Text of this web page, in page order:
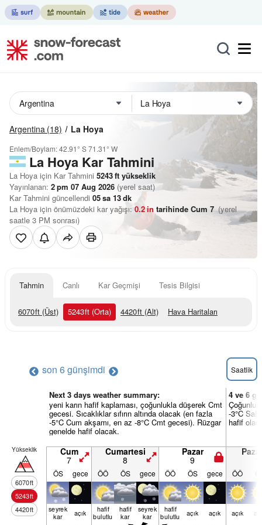
Argentina (18) La Hoya
Enlem/Boylam:42.91° S71.31° W
La Hoya Kar Tahmini
La Hoya için Kar Tahmini 5243ft yükseklik
Yayınlanan: 2 pm 07 Aug 2026 (yerel saat)
Kar Tahmini güncellendi 05sa 13dk
La Hoya için önümüzdeki kar yağışı:0.2in tarihinde Cum 7(yerel
saatle 3 PM sonrası)
Tahmin Canlı Kar Geçmişi Tesis Bilgisi
6070ft (Üst) 5243ft (Orta) 4420ft (Alt) Hava Haritaları
son 6 günşimdi Saatlik
Next 3 days weather summary:
yeni karın hafif kaplaması, çoğunlukla düşerek Cmt
gecesi. Sıcaklıklar sıfırın altında olacak (en fazla
-5°C Cum akşamı, en az -8°C Cmt gecesi). Rüzgar
genelde hafif olacak.
4 ve 6
-3°C Sal
hafif
Yükseklik
6070ft
5243ft
4420ft
Cum
7
Cumartesi
8
Pazar
9
ÖS gece ÖÖ ÖS gece ÖÖ ÖS gece ÖÖ
seyrek
kar açık hafif
bulutlu
hafif
kar
seyrek
kar
hafif
bulutlu açık açık açık